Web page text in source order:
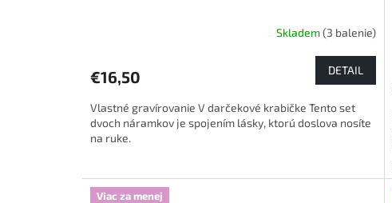
je
z
5
hviezdičiek.
Skladem(3 balenie)
€16,50 DETAIL
Vlastné gravírovanie V darčekové krabičke Tento set
dvoch náramkov je spojením lásky, ktorú doslova nosíte
na ruke.
Viac za menej